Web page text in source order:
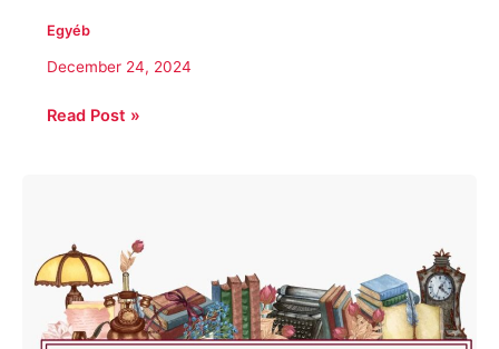
Egyéb
December 24, 2024
Read Post »
2025